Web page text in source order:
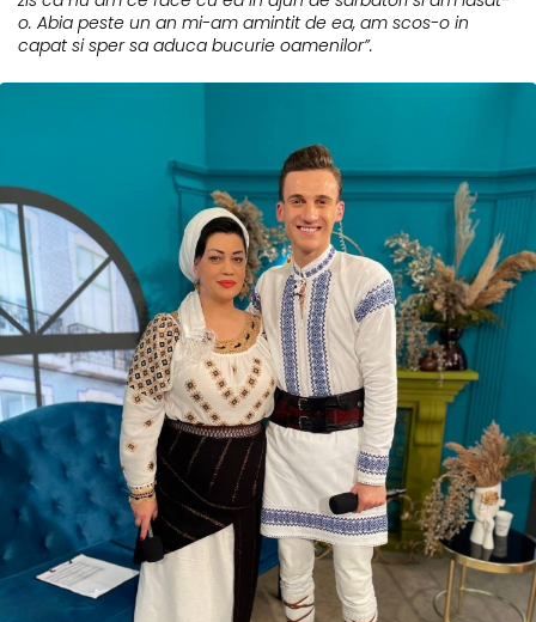
o. Abia peste un an mi-am amintit de ea, am scos-o in
capat si sper sa aduca bucurie oamenilor”.